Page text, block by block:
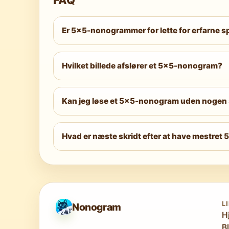
Er 5×5-nonogrammer for lette for erfarne
Ikke nødvendigvis. Let og Mellem er
inden for kun 25 felter. Øvede spillere
Hvilket billede afslører et 5×5-nonogram?
Ved 5×5 opløsning er det afslørede
Pixelkunsten er bevidst ikonisk snarere
Kan jeg løse et 5×5-nonogram uden
På Let sværhedsgrad er
nødvendige. At lære disse strategier på
Hvad er næste skridt efter at have mestret
Nonogram